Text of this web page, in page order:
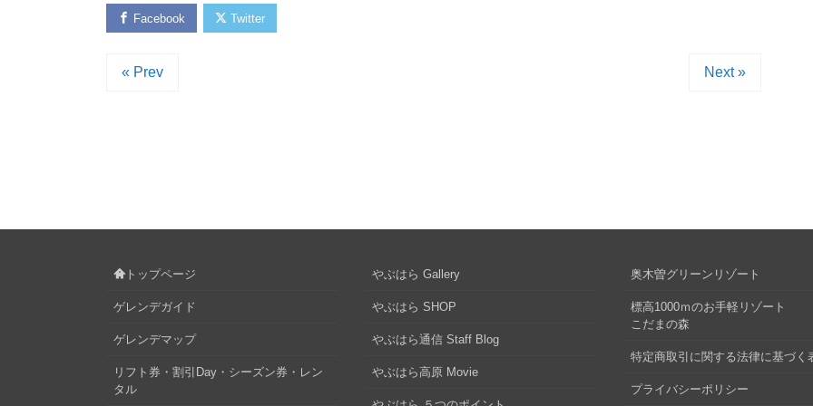
Facebook Twitter
« Prev Next »
トップページ
ゲレンデガイド
ゲレンデマップ
リフト券・割引Day・シーズン券・レン
タル
やぶはら Gallery
やぶはら SHOP
やぶはら通信 Staff Blog
やぶはら高原 Movie
奥木曽グリーンリゾート
標高1000ｍのお手軽リゾート
こだまの森
特定商取引に関する法律に基づく
プライバシーポリシー